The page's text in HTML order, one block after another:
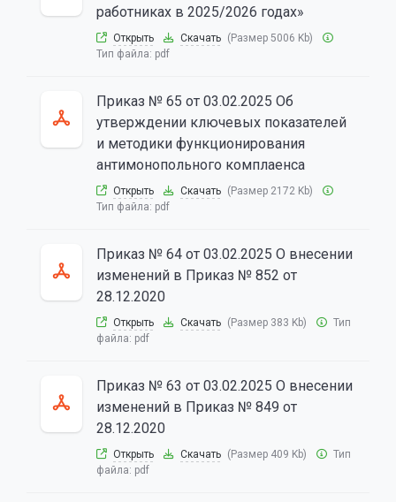
работниках в 2025/2026 годах»
Открыть Скачать (Размер 5006 Kb)
Тип файла: pdf
Приказ № 65 от 03.02.2025 Об
утверждении ключевых показателей
и методики функционирования
антимонопольного комплаенса
Открыть Скачать (Размер 2172 Kb)
Тип файла: pdf
Приказ № 64 от 03.02.2025 О внесении
изменений в Приказ № 852 от
28.12.2020
Открыть Скачать (Размер 383 Kb)
Тип
файла: pdf
Приказ № 63 от 03.02.2025 О внесении
изменений в Приказ № 849 от
28.12.2020
Открыть Скачать (Размер 409 Kb)
Тип
файла: pdf